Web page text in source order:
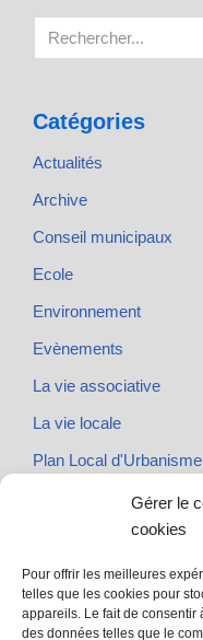
Gérer le
cookies
Pour offrir les meilleures
telles que les cookies pour
appareils. Le fait de consentir
des données telles que le
Catégories
Actualités
Archive
Conseil municipaux
Ecole
Environnement
Evènements
La vie associative
La vie locale
Plan Local d'Urbanisme